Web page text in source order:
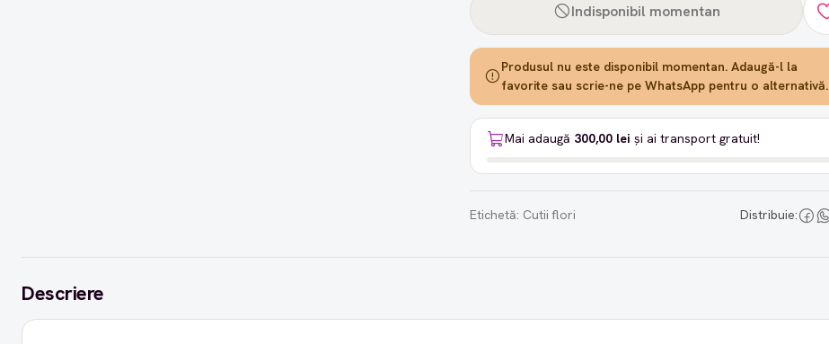
Indisponibil momentan
Produsul nu este disponibil momentan. Adaugă-l la
favorite sau scrie-ne pe WhatsApp pentru o alternativă.
Mai adaugă 300,00 lei și ai transport gratuit!
Etichetă: Cutii flori Distribuie:
Descriere